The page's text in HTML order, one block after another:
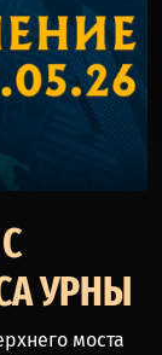
УРНЫ
моста